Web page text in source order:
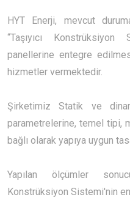
HYT Enerji, mevcut
“Taşıyıcı
panellerine entegre
hizmetler vermektedir.
Şirketimiz Statik ve
parametrelerine, temel tipi,
bağlı olarak yapıya uygun
Yapılan ölçümler
Konstrüksiyon Sistemi'nin